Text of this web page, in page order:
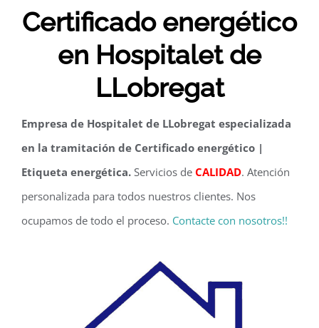
Certificado energético
en Hospitalet de
LLobregat
Empresa de Hospitalet de LLobregat especializada
en la tramitación de Certificado energético |
Etiqueta energética. Servicios de CALIDAD. Atención
personalizada para todos nuestros clientes. Nos
ocupamos de todo el proceso. Contacte con nosotros!!